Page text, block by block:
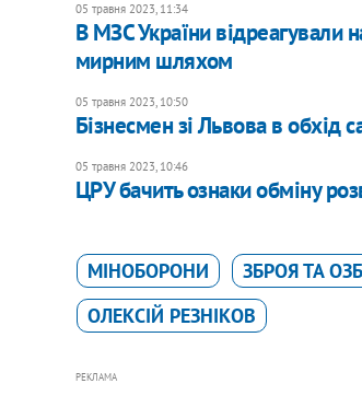
05 травня 2023, 11:34
​В МЗС України відреагували
мирним шляхом
05 травня 2023, 10:50
Бізнесмен зі Львова в обхід
05 травня 2023, 10:46
ЦРУ бачить ознаки обміну
МІНОБОРОНИ ЗБРОЯ ТА
ОЛЕКСІЙ РЕЗНІКОВ
РЕКЛАМА